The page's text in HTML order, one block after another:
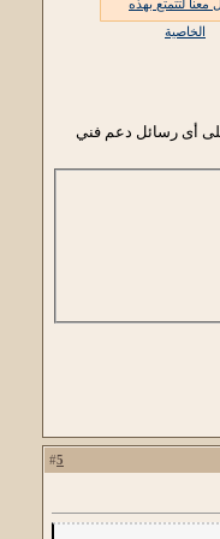
لتتمتع بهذه
الخاصية
على أى رسائل دعم فني
5